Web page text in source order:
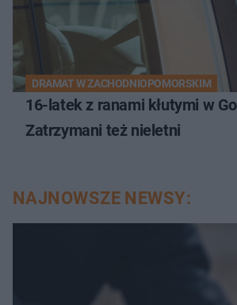
DRAMAT W ZACHODNIOPOMORSKIM
16-latek z ranami kłutymi w
Zatrzymani też nieletni
NAJNOWSZE NEWSY: